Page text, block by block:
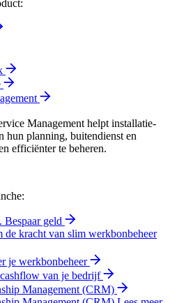
Management helpt installatie-
hun planning, buitendienst en
efficiënter te beheren.
Bespaar geld
de kracht van slim werkbonbeheer
je werkbonbeheer
van je bedrijf
Management (CRM)